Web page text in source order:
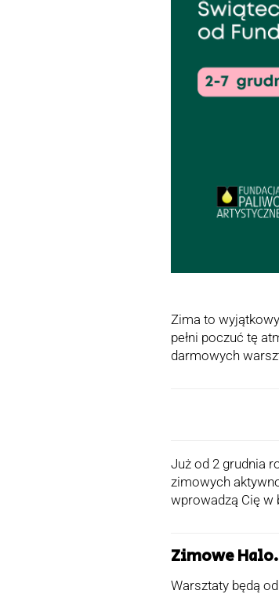
Zima to
pełni poczuć tę
darmowych
Już od 2 grudnia
zimowych
wprowadzą Cię w
Zimowe Halo.
Warsztaty będą